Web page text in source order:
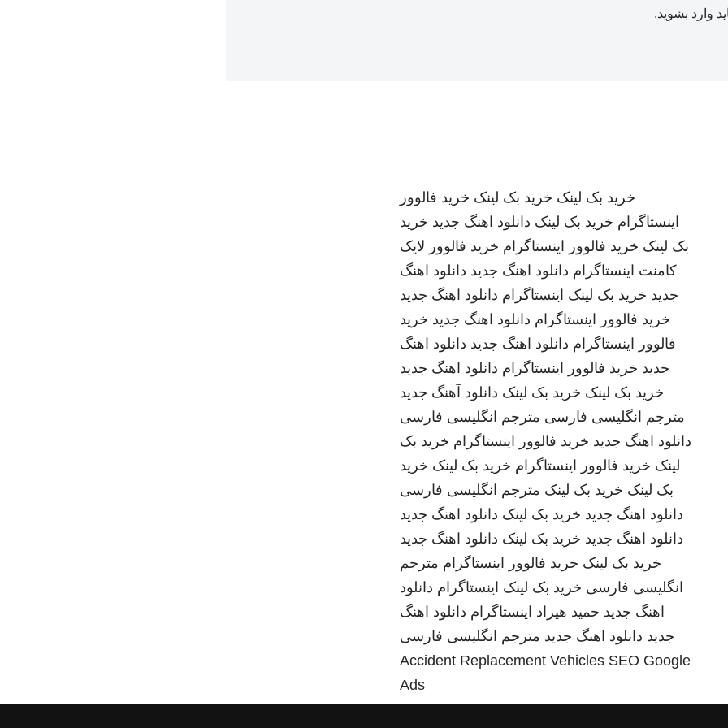
وارد بشوید.
خرید بک لینک خرید بک لینک خرید فالوور
اینستاگرام خرید بک لینک دانلود اهنگ جدید خرید
بک لینک خرید فالوور اینستاگرام خرید فالوور لایک
کامنت اینستاگرام دانلود اهنگ جدید دانلود اهنگ
جدید خرید بک لینک اینستاگرام دانلود اهنگ جدید
خرید فالوور اینستاگرام دانلود اهنگ جدید خرید
فالوور اینستاگرام دانلود اهنگ جدید دانلود اهنگ
جدید خرید فالوور اینستاگرام دانلود اهنگ جدید
خرید بک لینک خرید بک لینک دانلود آهنگ جدید
مترجم انگلیسی فارسی مترجم انگلیسی فارسی
دانلود اهنگ جدید خرید فالوور اینستاگرام خرید بک
لینک خرید فالوور اینستاگرام خرید بک لینک خرید
بک لینک خرید بک لینک مترجم انگلیسی فارسی
دانلود اهنگ جدید خرید بک لینک دانلود اهنگ جدید
دانلود اهنگ جدید خرید بک لینک دانلود اهنگ جدید
خرید بک لینک خرید فالوور اینستاگرام مترجم
انگلیسی فارسی خرید بک لینک اینستاگرام دانلود
اهنگ جدید حمید هیراد اینستاگرام دانلود اهنگ
جدید دانلود اهنگ جدید مترجم انگلیسی فارسی
Accident Replacement Vehicles SEO Google
Ads